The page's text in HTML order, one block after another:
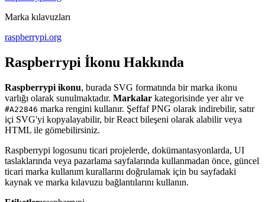
Marka kılavuzları
raspberrypi.org
Raspberrypi İkonu Hakkında
Raspberrypi ikonu, burada SVG formatında bir marka ikonu
varlığı olarak sunulmaktadır. Markalar kategorisinde yer alır ve
#A22846 marka rengini kullanır. Şeffaf PNG olarak indirebilir, satır
içi SVG'yi kopyalayabilir, bir React bileşeni olarak alabilir veya
HTML ile gömebilirsiniz.
Raspberrypi logosunu ticari projelerde, dokümantasyonlarda, UI
taslaklarında veya pazarlama sayfalarında kullanmadan önce, güncel
ticari marka kullanım kurallarını doğrulamak için bu sayfadaki
kaynak ve marka kılavuzu bağlantılarını kullanın.